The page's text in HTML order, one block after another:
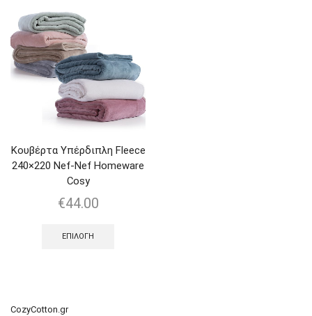
Κουβέρτα Υπέρδιπλη Fleece
240×220 Nef-Nef Homeware
Cosy
€44.00
ΕΠΙΛΟΓΉ
CozyCotton.gr